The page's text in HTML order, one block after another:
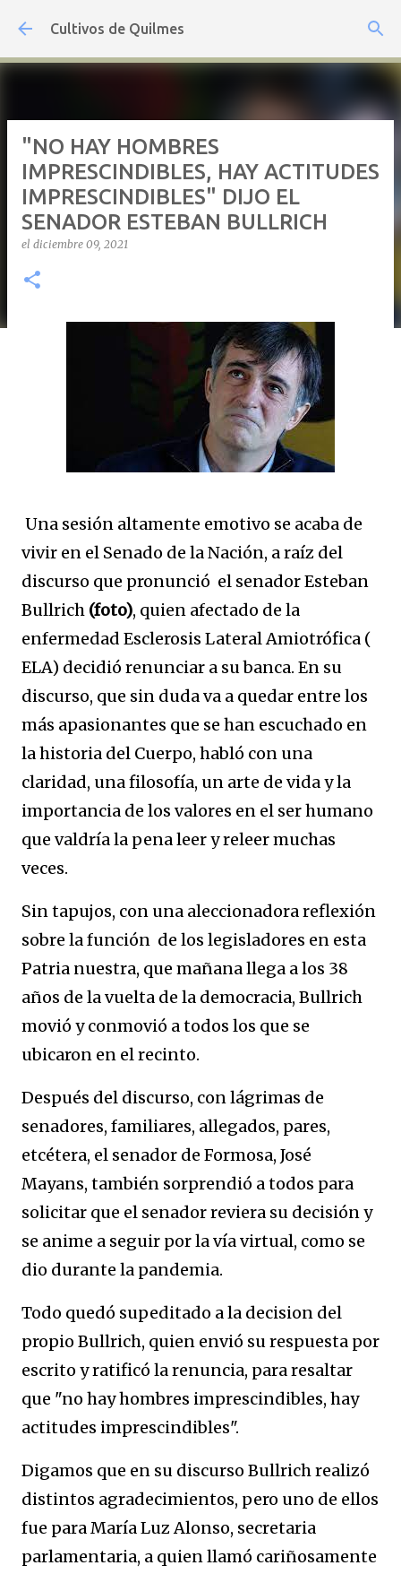
Ir al contenido principal
Cultivos de Quilmes
"NO HAY HOMBRES
IMPRESCINDIBLES, HAY ACTITUDES
IMPRESCINDIBLES" DIJO EL
SENADOR ESTEBAN BULLRICH
el diciembre 09, 2021
Una sesión altamente emotivo se acaba de
vivir en el Senado de la Nación, a raíz del
discurso que pronunció el senador Esteban
Bullrich (foto), quien afectado de la
enfermedad Esclerosis Lateral Amiotrófica (
ELA) decidió renunciar a su banca. En su
discurso, que sin duda va a quedar entre los
más apasionantes que se han escuchado en
la historia del Cuerpo, habló con una
claridad, una filosofía, un arte de vida y la
importancia de los valores en el ser humano
que valdría la pena leer y releer muchas
veces.
Sin tapujos, con una aleccionadora reflexión
sobre la función de los legisladores en esta
Patria nuestra, que mañana llega a los 38
años de la vuelta de la democracia, Bullrich
movió y conmovió a todos los que se
ubicaron en el recinto.
Después del discurso, con lágrimas de
senadores, familiares, allegados, pares,
etcétera, el senador de Formosa, José
Mayans, también sorprendió a todos para
solicitar que el senador reviera su decisión y
se anime a seguir por la vía virtual, como se
dio durante la pandemia.
Todo quedó supeditado a la decision del
propio Bullrich, quien envió su respuesta por
escrito y ratificó la renuncia, para resaltar
que "no hay hombres imprescindibles, hay
actitudes imprescindibles".
Digamos que en su discurso Bullrich realizó
distintos agradecimientos, pero uno de ellos
fue para María Luz Alonso, secretaria
parlamentaria, a quien llamó cariñosamente